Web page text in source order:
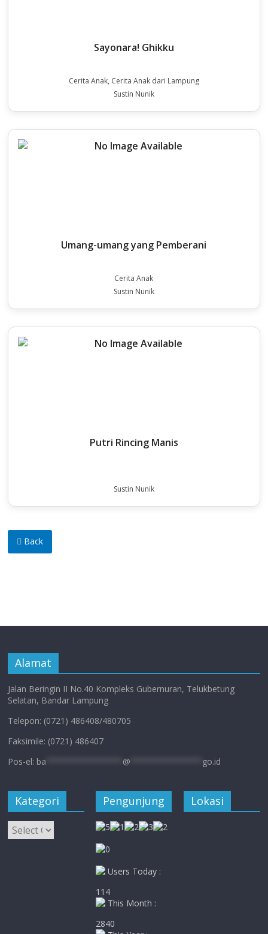
Sayonara! Ghikku
Cerita Anak, Cerita Anak dari Lampung
Sustin Nunik
Umang-umang yang Pemberani
Cerita Anak
Sustin Nunik
Putri Rincing Manis
Sustin Nunik
Back
Alamat
Jalan Beringin II No.40 Kompleks Gubernuran, Telukbetung
Selatan, Bandar Lampung
Telepon: (0721) 486408/480705
Faksimile: (0721) 486407
Pos-el: ba @ go.id
Kategori
Kategori
Pengunjung
Users Today :
114
This Month :
2840
Lokasi